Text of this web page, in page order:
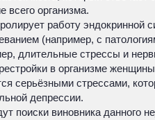
всего организма.
работу
(например, с
длительные стрессы и
в организме
серьёзными стрессами,
депрессии.
поиски виновника данного